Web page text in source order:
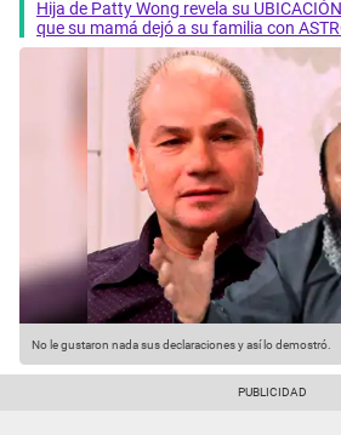
Hija de Patty Wong revela su
que su mamá dejó a su familia con
No le gustaron nada sus declaraciones y así lo demostró.